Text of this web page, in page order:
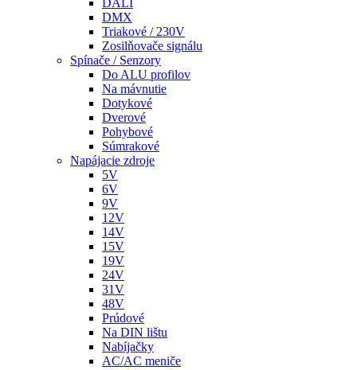
DALI
DMX
Triakové / 230V
Zosilňovače signálu
Spínače / Senzory
Do ALU profilov
Na mávnutie
Dotykové
Dverové
Pohybové
Súmrakové
Napájacie zdroje
5V
6V
9V
12V
14V
15V
19V
24V
31V
48V
Prúdové
Na DIN lištu
Nabíjačky
AC/AC meniče